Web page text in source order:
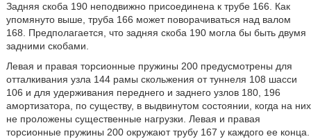
Задняя скоба 190 неподвижно присоединена к трубе 166. Как
упомянуто выше, труба 166 может поворачиваться над валом
168. Предполагается, что задняя скоба 190 могла бы быть двумя
задними скобами.
Левая и правая торсионные пружины 200 предусмотрены для
отталкивания узла 144 рамы скольжения от туннеля 108 шасси
106 и для удерживания переднего и заднего узлов 180, 196
амортизатора, по существу, в выдвинутом состоянии, когда на них
не проложены существенные нагрузки. Левая и правая
торсионные пружины 200 окружают трубу 167 у каждого ее конца.